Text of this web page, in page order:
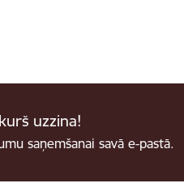
uzzina!
saņemšanai savā e-pastā.